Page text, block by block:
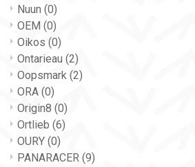
Nuun (0)
OEM (0)
Oikos (0)
Ontarieau (2)
Oopsmark (2)
ORA (0)
Origin8 (0)
Ortlieb (6)
OURY (0)
PANARACER (9)